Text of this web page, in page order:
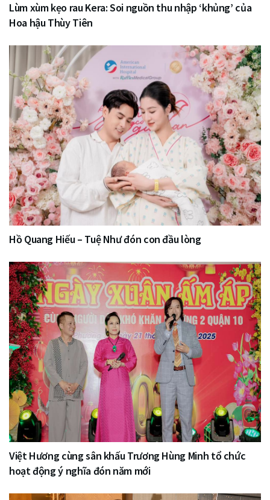
Lùm xùm kẹo rau Kera: Soi nguồn thu nhập ‘khủng’ của
Hoa hậu Thùy Tiên
Hồ Quang Hiếu – Tuệ Như đón con đầu lòng
Việt Hương cùng sân khấu Trương Hùng Minh tổ chức
hoạt động ý nghĩa đón năm mới